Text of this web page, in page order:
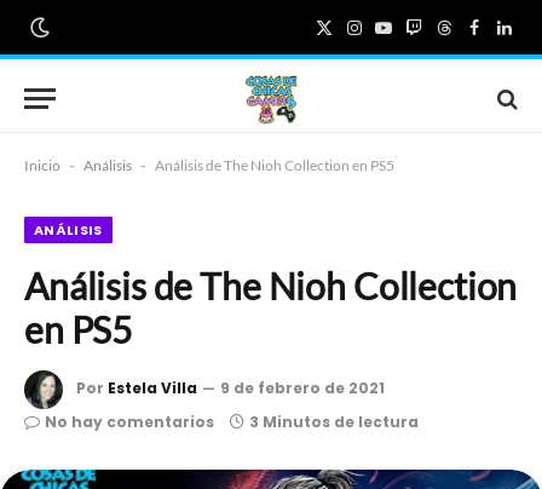
X
(Twitter)
Instagram
YouTube
TwitchThreads
Inicio - Análisis - Análisis de The Nioh Collection en PS5
ANÁLISIS
Análisis de The Nioh Collection
en PS5
Por Estela Villa
9 de febrero de 2021
No hay comentarios
3 Minutos de lectura